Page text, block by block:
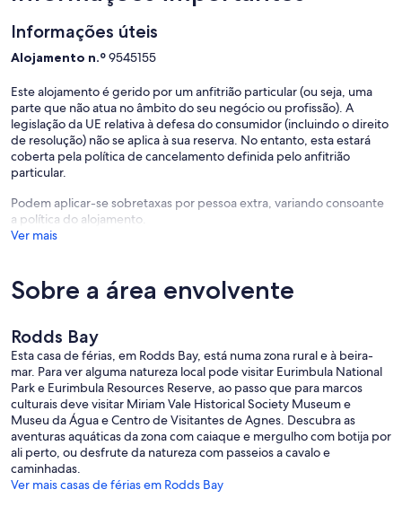
Laundry with washing machine, sink, plenty of drying space for wet
Air conditioning throughout
High ceilings (3m+) for airflow and cooling
Ceiling fans in all bedrooms
Solar power system
Wi-Fi (250+ Mbps, good for 3–5 people or up to 10 devices)
Netflix
Location:
Rodds Bay, Turkey Beach, QLD
Northern & Eastern decks accessed via French doors
Birdwatching haven (native birds, planted natives, nesting logs)
Unlike most coastal fishing spots, Rodds Harbour has no coastal bar
to cross. That means 24/7 deepwater access regardless of swell or
tide. You're not locked to launch windows.
The property is set up for utility, not luxury. The deck has beer
stains. The fridge is for bait. The freezer is for your catch. If you
need Instagram-worthy decor, this isn't your spot. If you need
function, space, and fishing access — you're home.
Honest Disclaimers
This is a fishing base, not a boutique stay
The property prioritizes space and function over aesthetics
Informações úteis
Alojamento n.º9545155
Este alojamento é gerido por um anfitrião particular (ou seja, uma
parte que não atua no âmbito do seu negócio ou profissão). A
legislação da UE relativa à defesa do consumidor (incluindo o direito
de resolução) não se aplica à sua reserva. No entanto, esta estará
coberta pela política de cancelamento definida pelo anfitrião
particular.
Podem aplicar-se sobretaxas por pessoa extra, variando consoante
a política do alojamento.
Ver mais
Sobre a área envolvente
Rodds Bay
Esta casa de férias, em Rodds Bay, está numa zona rural e à beira-
mar. Para ver alguma natureza local pode visitar Eurimbula National
Park e Eurimbula Resources Reserve, ao passo que para marcos
culturais deve visitar Miriam Vale Historical Society Museum e
Museu da Água e Centro de Visitantes de Agnes. Descubra as
aventuras aquáticas da zona com caiaque e mergulho com botija por
ali perto, ou desfrute da natureza com passeios a cavalo e
caminhadas.
Ver mais casas de férias em Rodds Bay